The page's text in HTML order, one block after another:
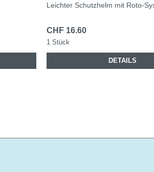
Leichter Schutzhelm mit Roto-
CHF 16.60
1 Stück
DETAILS